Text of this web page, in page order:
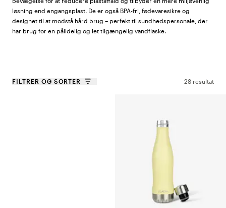
løsning end engangsplast. De er også BPA-fri, fødevaresikre og
designet til at modstå hård brug – perfekt til sundhedspersonale, der
har brug for en pålidelig og let tilgængelig vandflaske.
temperatur. Vælg en flaske, der matcher din stil, og træf et
FILTRER OG SORTER 28 resultat